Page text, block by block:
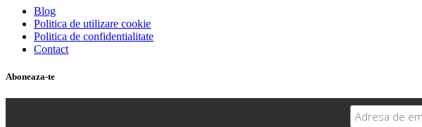
Blog
Politica de utilizare cookie
Politica de confidentialitate
Contact
Aboneaza-te